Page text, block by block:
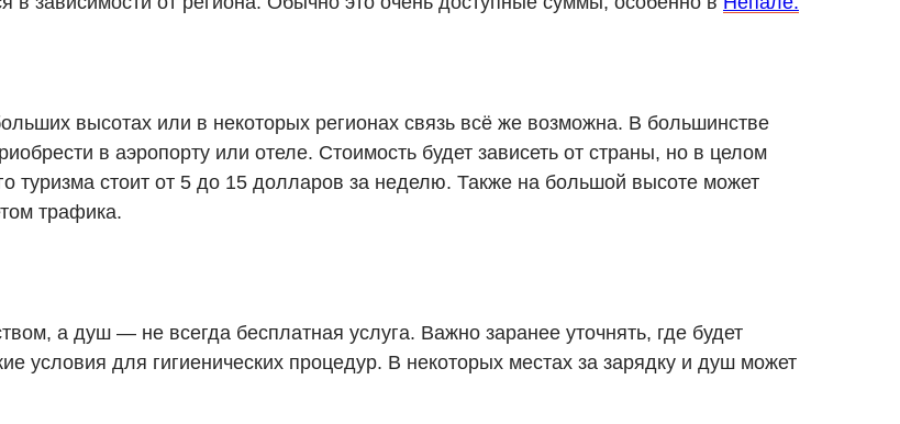
высотах или в некоторых регионах связь всё же возможна. В большинстве
в аэропорту или отеле. Стоимость будет зависеть от страны, но в целом
туризма стоит от 5 до 15 долларов за неделю. Также на большой высоте может
трафика.
а душ — не всегда бесплатная услуга. Важно заранее уточнять, где будет
условия для гигиенических процедур. В некоторых местах за зарядку и душ может